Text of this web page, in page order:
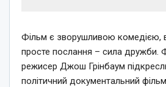
Фільм є зворушливою комедією,
просте послання – сила дружби.
режисер Джош Грінбаум
політичний документальний